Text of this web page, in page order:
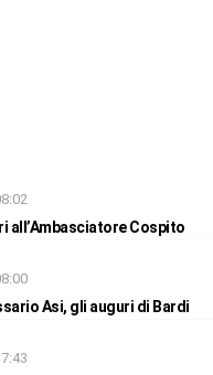
all’Ambasciatore Cospito
Asi, gli auguri di Bardi